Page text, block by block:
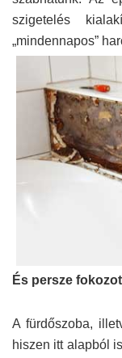
szigetelés
„mindennapos”
És persze
A fürdőszoba,
hiszen itt alapból